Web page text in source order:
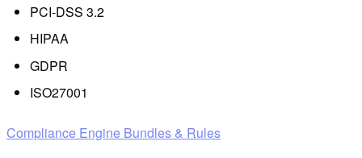
PCI-DSS 3.2
HIPAA
GDPR
ISO27001
Compliance Engine Bundles & Rules